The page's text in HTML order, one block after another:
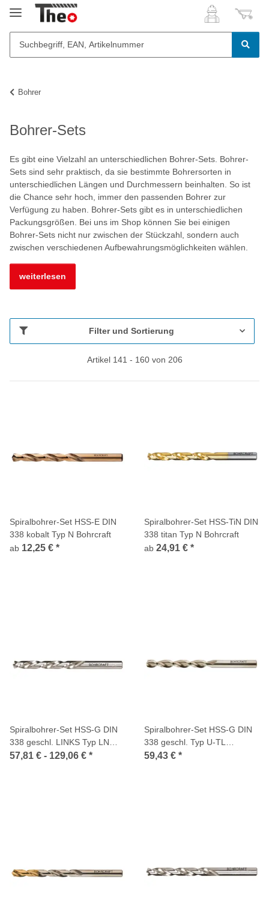
Bohrer
Bohrer-Sets
Es gibt eine Vielzahl an unterschiedlichen Bohrer-Sets. Bohrer-
Sets sind sehr praktisch, da sie bestimmte Bohrersorten in
unterschiedlichen Längen und Durchmessern beinhalten. So ist
die Chance sehr hoch, immer den passenden Bohrer zur
Verfügung zu haben. Bohrer-Sets gibt es in unterschiedlichen
Packungsgrößen. Bei uns im Shop können Sie bei einigen
Bohrer-Sets nicht nur zwischen der Stückzahl, sondern auch
zwischen verschiedenen Aufbewahrungsmöglichkeiten wählen.
weiterlesen
Filter und Sortierung
Artikel 141 - 160 von 206
Spiralbohrer-Set HSS-E DIN
338 kobalt Typ N Bohrcraft
ab 12,25 € *
Spiralbohrer-Set HSS-TiN DIN
338 titan Typ N Bohrcraft
ab 24,91 € *
Spiralbohrer-Set HSS-G DIN
338 geschl. LINKS Typ LN
Bohrcraft Profi-Plus
57,81 € - 129,06 € *
Spiralbohrer-Set HSS-G DIN
338 geschl. Typ U-TL
Bohrcraft Profi-Plus
59,43 € *